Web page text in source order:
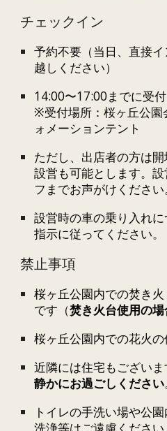
チェックイン
予約不要（当日、直接
越しください）
14:00〜17:00までに受付
※受付場所 ：桜ヶ丘公園
ォメーションテント
ただし、出店者の方は
設営も可能とします。
フまでお声がけください
設営時の車の乗り入れ
指示に従ってください。
禁止事項
桜ヶ丘公園内での焚き
です（焚き火台使用の
桜ヶ丘公園内での花火の
近隣には住宅もございま
静かにお過ごしください
トイレの手洗い場や公
洗浄等はご遠慮くださ